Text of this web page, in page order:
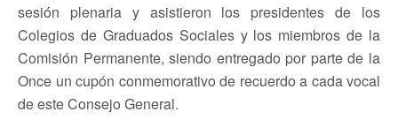
sesión plenaria y asistieron los presidentes de los
Colegios de Graduados Sociales y los miembros de la
Comisión Permanente, siendo entregado por parte de la
Once un cupón conmemorativo de recuerdo a cada vocal
de este Consejo General.